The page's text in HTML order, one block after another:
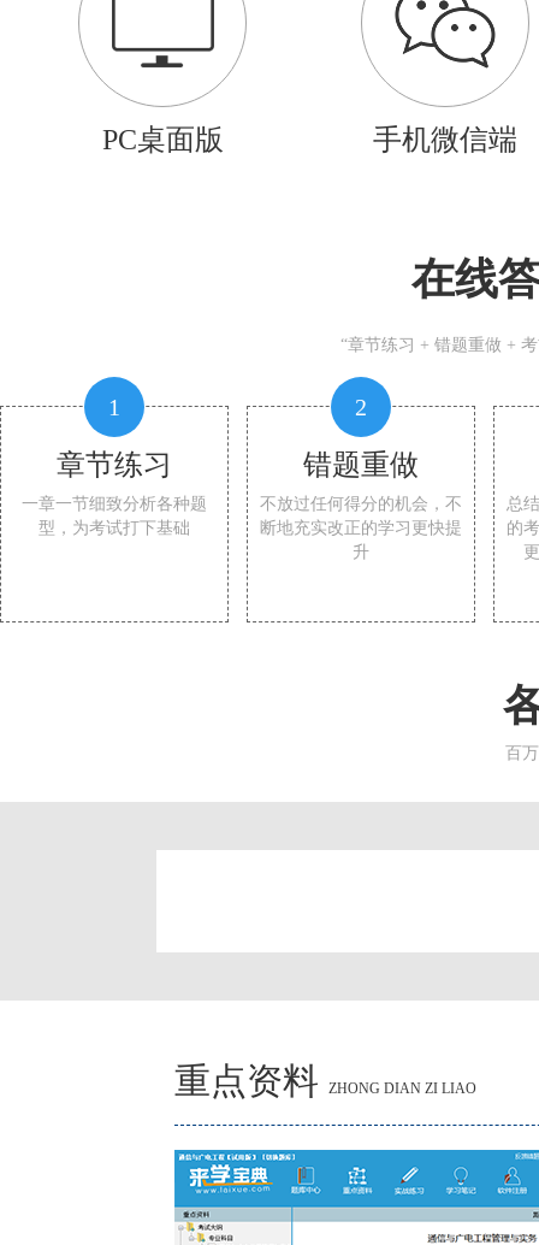
PC桌面版 手机微信端
在线
“章节练习 + 错题重做 +
1
章节练习
一章一节细致分析各种题
型，为考试打下基础
2
错题重做
不放过任何得分的机会，不
断地充实改正的学习更快提
升
总
的
百
重点资料 ZHONG DIAN ZI LIAO